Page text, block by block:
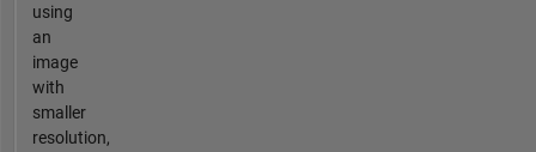
using
an
image
with
smaller
resolution,